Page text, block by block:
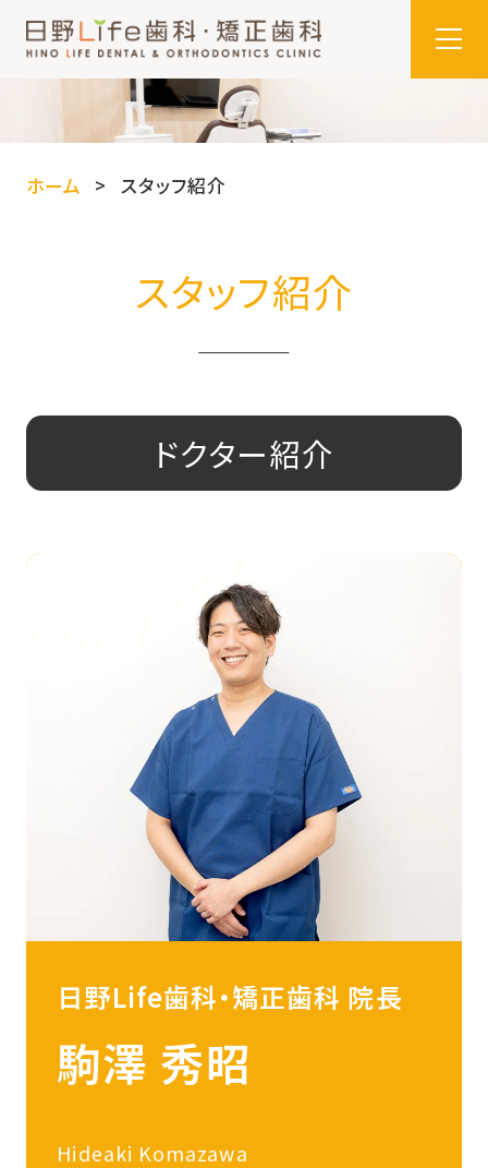
ホーム スタッフ紹介
スタッフ紹介
ドクター紹介
日野Life歯科・矯正歯科 院長
駒澤 秀昭
Hideaki Komazawa